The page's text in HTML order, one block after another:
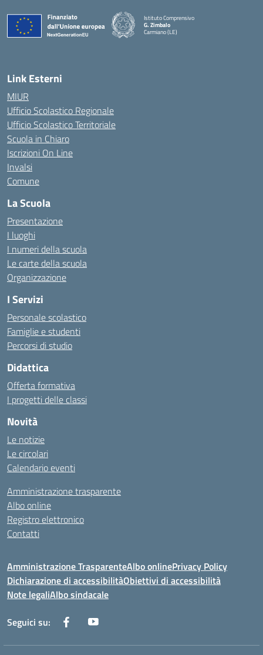
Istituto Comprensivo
G. Zimbalo
Carmiano (LE)
Link Esterni
MIUR
Ufficio Scolastico Regionale
Ufficio Scolastico Territoriale
Scuola in Chiaro
Iscrizioni On Line
Invalsi
Comune
La Scuola
Presentazione
I luoghi
I numeri della scuola
Le carte della scuola
Organizzazione
I Servizi
Personale scolastico
Famiglie e studenti
Percorsi di studio
Didattica
Offerta formativa
I progetti delle classi
Novità
Le notizie
Le circolari
Calendario eventi
Amministrazione trasparente
Albo online
Registro elettronico
Contatti
Amministrazione TrasparenteAlbo onlinePrivacy Policy
Dichiarazione di accessibilitàObiettivi di accessibilità
Note legaliAlbo sindacale
Seguici su: